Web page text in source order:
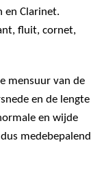
en Clarinet.
fluit, cornet,
mensuur van de
en de lengte
en wijde
medebepalend